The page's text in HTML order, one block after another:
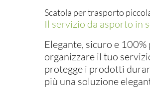
Scatola per trasporto
Il servizio da asporto in
Elegante, sicuro e
organizzare il tuo
protegge i prodotti
più una soluzione